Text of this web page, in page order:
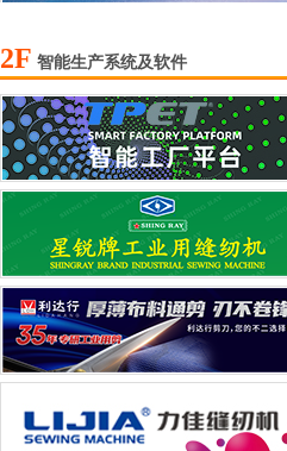
2F 智能生产系统及软件